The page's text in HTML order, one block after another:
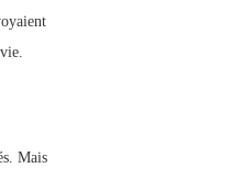
Mais